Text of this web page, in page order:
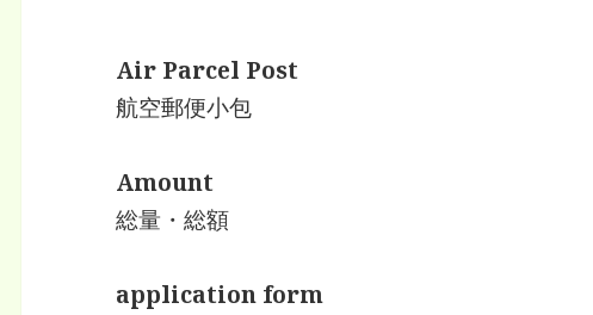
Air Parcel Post
航空郵便小包
Amount
総量・総額
application form